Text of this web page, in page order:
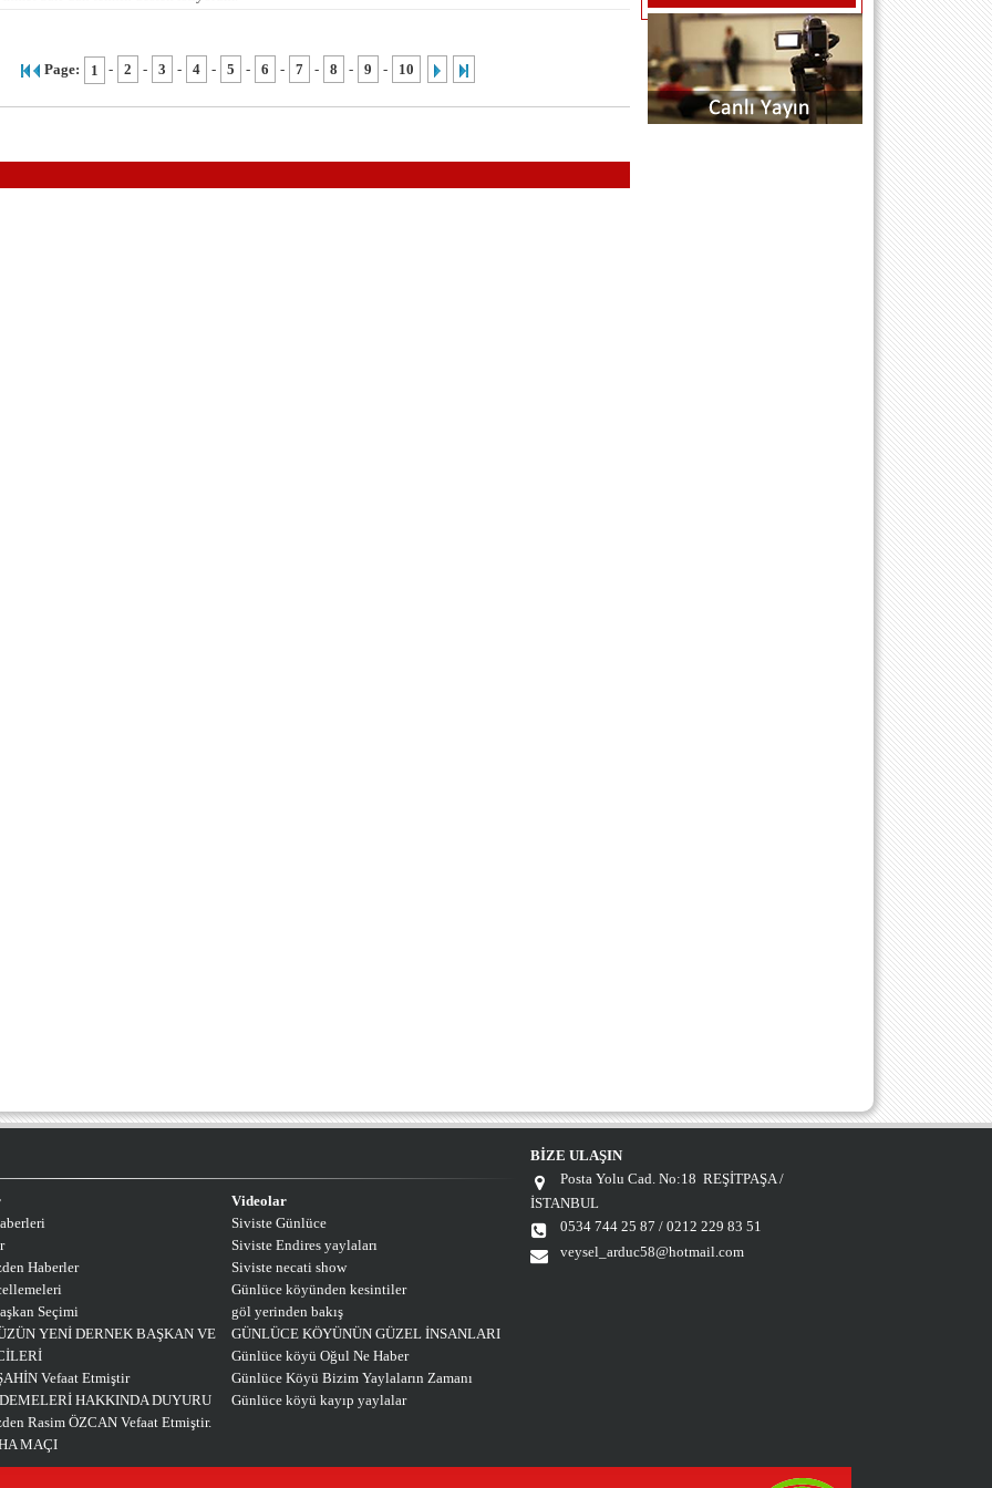
Page: 1 - 2 - 3 - 4 - 5 - 6 - 7 - 8 - 9 - 10
kürsü) bölümünden atabilirsiniz
mesajlarınız anında yayında olacaktır
SAYGILARIMLA SİTE EDİTÖRÜ
...H.O.A.S... (R P SARIYER .STANBUL)
- 18.7.2011 00:00:00
BU DERTLİ GÜNLERİMİ SİLEMEDİM
BEN SİLEMEDİM NE GÜLDÜM NEDE
ŞİMDİ GEÇTİ O GÜZELİM GENÇLİM
torunu tuncer oglu Muzaffer ÇAM.. kiz
Haberler
Seçimi
YENİ DERNEK BAŞKAN VE
Vefaat Etmiştir
HAKKINDA DUYURU
Rasim ÖZCAN Vefaat Etmiştir.
MAÇI
Videolar
Siviste Günlüce
Siviste Endires yaylaları
Siviste necati show
Günlüce köyünden kesintiler
göl yerinden bakış
GÜNLÜCE KÖYÜNÜN GÜZEL İNSANLARI
Günlüce köyü Oğul Ne Haber
Günlüce Köyü Bizim Yaylaların Zamanı
Günlüce köyü kayıp yaylalar
BİZE ULAŞIN
Posta Yolu Cad. No:18 REŞİTPAŞA /
İSTANBUL
0534 744 25 87 / 0212 229 83 51
veysel_arduc58@hotmail.com